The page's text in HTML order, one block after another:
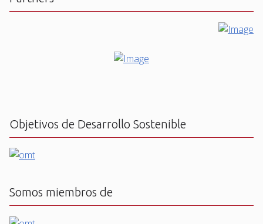
Objetivos de Desarrollo Sostenible
Somos miembros de